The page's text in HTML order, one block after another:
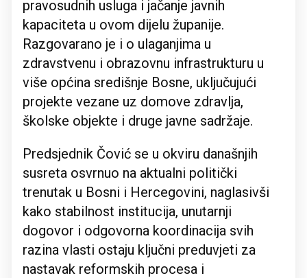
pravosudnih usluga i jačanje javnih
kapaciteta u ovom dijelu županije.
Razgovarano je i o ulaganjima u
zdravstvenu i obrazovnu infrastrukturu u
više općina središnje Bosne, uključujući
projekte vezane uz domove zdravlja,
školske objekte i druge javne sadržaje.
Predsjednik Čović se u okviru današnjih
susreta osvrnuo na aktualni politički
trenutak u Bosni i Hercegovini, naglasivši
kako stabilnost institucija, unutarnji
dogovor i odgovorna koordinacija svih
razina vlasti ostaju ključni preduvjeti za
nastavak reformskih procesa i